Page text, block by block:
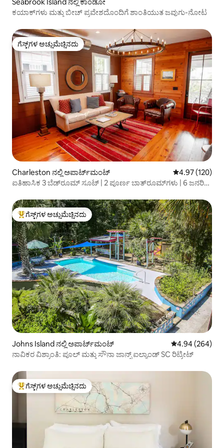
ಕಯಾಕ್‌ಗಳು ಮತ್ತು ಬೀಚ್ ಪ್ರವೇಶದೊಂದಿಗೆ ಶಾಂತಿಯುತ ಜವುಗು-ನೋಟ
ಗೆಸ್ಟ್‌ಗಳ ಅಚ್ಚುಮೆಚ್ಚಿನದು
ಗೆಸ್ಟ್‌ಗಳ ಅಚ್ಚುಮೆಚ್ಚಿನದು
Charleston ನಲ್ಲಿ ಅಪಾರ್ಟ್‌ಮಂಟ್ 5 ರಲ್ಲಿ 4.97
4.97 (120)
ಐತಿಹಾಸಿಕ 3 ಬೆಡ್‌ರೂಮ್ ಸೂಟ್ | 2 ಪೂರ್ಣ ಬಾತ್‌ರೂಮ್‌ಗಳು | 6 ಜನರಿಗೆ
ಗೆಸ್ಟ್‌ಗಳಿಗೆ ಅತಿ ಹೆಚ್ಚು ಅಚ್ಚುಮೆಚ್ಚಿನದು
ಗೆಸ್ಟ್‌ಗಳ ಅಚ್ಚುಮೆಚ್ಚಿನದು
Johns Island ನಲ್ಲಿ ಅಪಾರ್ಟ್‌ಮಂಟ್ 5 ರಲ್ಲಿ 4.94
4.94 (264)
ನಾವಿಕರ ವಿಶ್ರಾಂತಿ: ಪೂಲ್ ಮತ್ತು ಸೌನಾ ಜಾನ್ಸ್ ಐಲ್ಯಾಂಡ್ SC ರಿಟ್ರೀಟ್
ಗೆಸ್ಟ್‌ಗಳಿಗೆ ಅತಿ ಹೆಚ್ಚು ಅಚ್ಚುಮೆಚ್ಚಿನದು
ಗೆಸ್ಟ್‌ಗಳ ಅಚ್ಚುಮೆಚ್ಚಿನದು